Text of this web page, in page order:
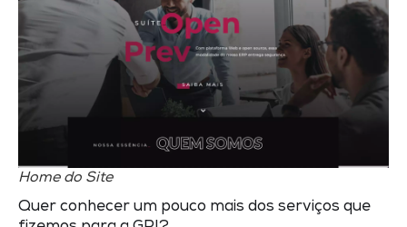
Home do Site
Quer conhecer um pouco mais dos serviços que